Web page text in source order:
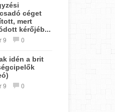
céget
mert
kérőjéb...
9 0
idén a brit
9 0